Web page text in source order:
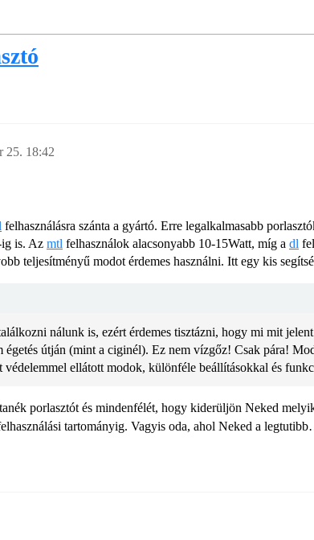
25. 18:42
felhasználásra szánta a gyártó. Erre legalkalmasabb
is. Az mtl felhasználok alacsonyabb 10-15Watt, míg a dl
teljesítményű modot érdemes használni. Itt egy kis
nálunk is, ezért érdemes tisztázni, hogy mi mit
útján (mint a ciginél). Ez nem vízgőz! Csak pára!
védelemmel ellátott modok, különféle beállításokkal és
porlasztót és mindenfélét, hogy kiderüljön Neked
tartományig. Vagyis oda, ahol Neked a